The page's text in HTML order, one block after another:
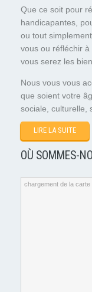
Que ce soit pour
handicapantes,
ou tout
vous ou réfléchir à
vous serez les
Nous vous vous
que soient votre
sociale, culturelle,
LIRE LA SUITE
OÙ SOMMES-
chargement de la carte